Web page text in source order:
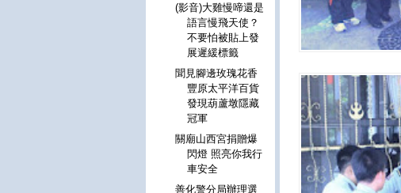
(影音)大雞慢啼還是
語言慢飛天使？
不要怕被貼上發
展遲緩標籤
聞見腳邊玫瑰花香
豐原太平洋百貨
發現葫蘆墩隱藏
冠軍
關廟山西宮捐贈爆
閃燈 照亮你我行
車安全
善化警分局辦理選